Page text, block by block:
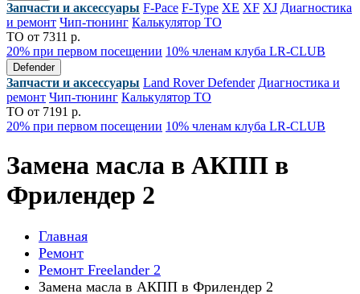
Запчасти и аксессуары F-Pace F-Type XE XF XJ Диагностика
и ремонт Чип-тюнинг Калькулятор ТО
ТО от 7311 р.
20% при первом посещении 10% членам клуба LR-CLUB
Defender
Запчасти и аксессуары Land Rover Defender Диагностика и
ремонт Чип-тюнинг Калькулятор ТО
ТО от 7191 р.
20% при первом посещении 10% членам клуба LR-CLUB
Замена масла в АКПП в
Фрилендер 2
Главная
Ремонт
Ремонт Freelander 2
Замена масла в АКПП в Фрилендер 2